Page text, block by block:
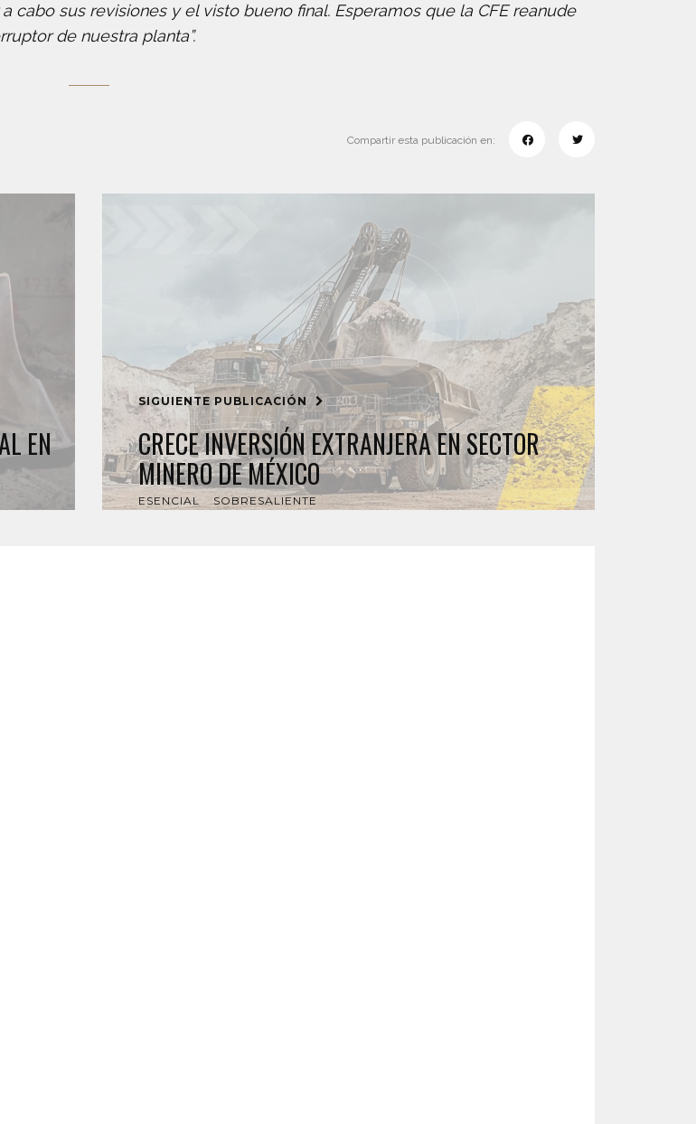
cabo sus revisiones y el visto bueno final. Esperamos que la CFE reanude
de nuestra planta”.
Compartir esta publicación en:
EN
SIGUIENTE PUBLICACIÓN
CRECE INVERSIÓN EXTRANJERA EN SECTOR
MINERO DE MÉXICO
ESENCIAL SOBRESALIENTE